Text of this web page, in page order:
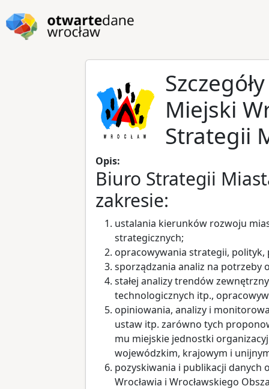
Przejdź do stopki
Miejski
Strategii
Opis:
Biuro Strategii
zakresie:
ustalania kierunków rozwoju
strategicznych;
opracowywania strategii,
sporządzania analiz na potrzeby
stałej analizy trendów
technologicznych itp.,
opiniowania, analizy i
ustaw itp. zarówno tych
mu miejskie jednostki
wojewódzkim, krajowym i
pozyskiwania i publikacji danych
Wrocławia i Wrocławskiego